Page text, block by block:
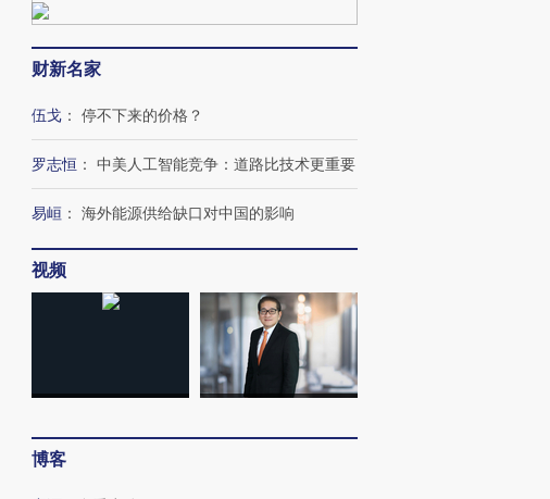
财新名家
伍戈 ： 停不下来的价格？
罗志恒 ： 中美人工智能竞争：道路比技术更重要
易峘 ： 海外能源供给缺口对中国的影响
视频
博客